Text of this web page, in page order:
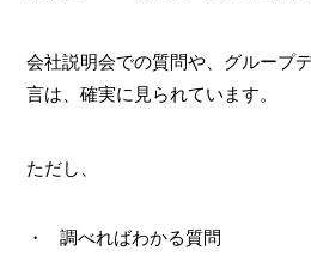
会社説明会での質問や、グループ
言は、確実に見られています。
ただし、
調べればわかる質問